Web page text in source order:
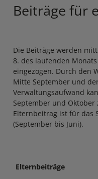
Beiträge für
Die Beiträge werden
8. des laufenden
eingezogen. Durch den
Mitte September und
Verwaltungsaufwand
September und Oktober
Elternbeitrag ist für das
(September bis Juni).
Elternbeiträge